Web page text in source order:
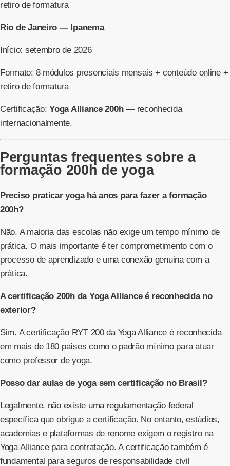
retiro de formatura
Rio de Janeiro — Ipanema
Início: setembro de 2026
Formato: 8 módulos presenciais mensais + conteúdo online +
retiro de formatura
Certificação:Yoga Alliance 200h— reconhecida
internacionalmente.
Perguntas frequentes sobre a
formação 200h de yoga
Preciso praticar yoga há anos para fazer a formação
200h?
Não. A maioria das escolas não exige um tempo mínimo de
prática. O mais importante é ter comprometimento com o
processo de aprendizado e uma conexão genuina com a
prática.
A certificação 200h da Yoga Alliance é reconhecida no
exterior?
Sim. A certificação RYT 200 da Yoga Alliance é reconhecida
em mais de 180 países como o padrão mínimo para atuar
como professor de yoga.
Posso dar aulas de yoga sem certificação no Brasil?
Legalmente, não existe uma regulamentação federal
específica que obrigue a certificação. No entanto, estúdios,
academias e plataformas de renome exigem o registro na
Yoga Alliance para contratação. A certificação também é
fundamental para seguros de responsabilidade civil